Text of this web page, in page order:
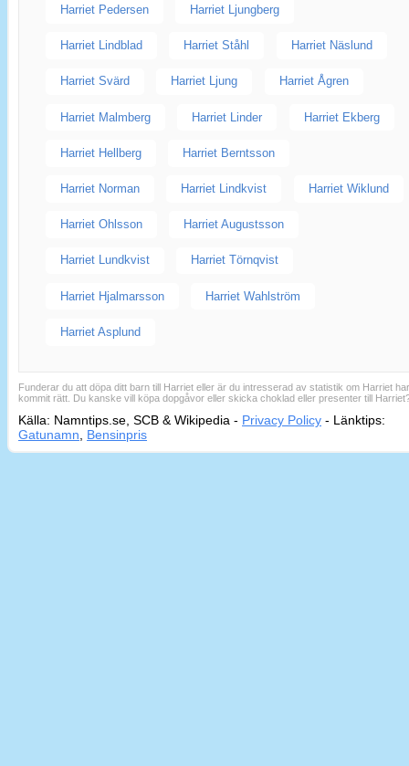
Harriet Pedersen Harriet Ljungberg
Harriet Lindblad Harriet Ståhl Harriet Näslund
Harriet Svärd Harriet Ljung Harriet Ågren
Harriet Malmberg Harriet Linder Harriet Ekberg
Harriet Hellberg Harriet Berntsson
Harriet Norman Harriet Lindkvist Harriet Wiklund
Harriet Ohlsson Harriet Augustsson
Harriet Lundkvist Harriet Törnqvist
Harriet Hjalmarsson Harriet Wahlström
Harriet Asplund
Funderar du att döpa ditt barn till Harriet eller är du intresserad av statistik om Harriet
kommit rätt. Du kanske vill köpa dopgåvor eller skicka choklad eller presenter till
Källa: Namntips.se, SCB & Wikipedia - Privacy Policy - Länktips:
Gatunamn, Bensinpris